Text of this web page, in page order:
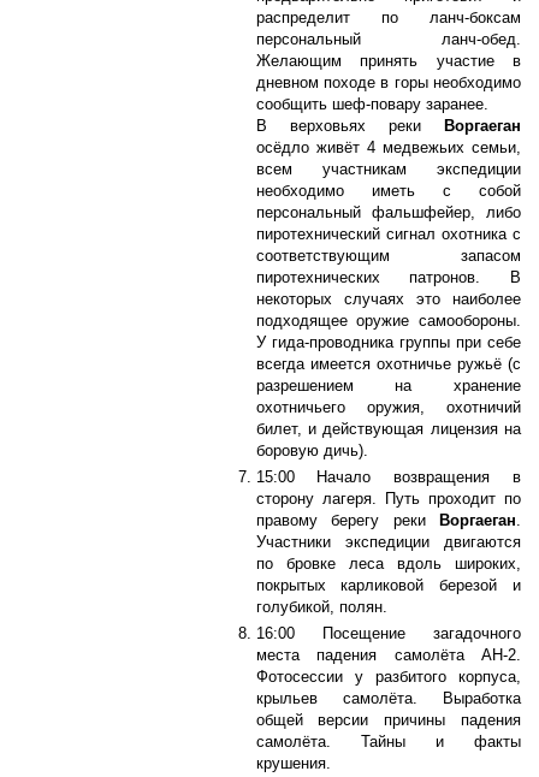
распределит по ланч-боксам
персональный ланч-обед.
Желающим принять участие в
дневном походе в горы необходимо
сообщить шеф-повару заранее.
В верховьях реки
Воргаеган
осёдло живёт 4 медвежьих семьи,
всем участникам экспедиции
необходимо иметь с собой
персональный фальшфейер, либо
пиротехнический сигнал охотника с
соответствующим запасом
пиротехнических патронов. В
некоторых случаях это наиболее
подходящее оружие самообороны.
У гида-проводника группы при себе
всегда имеется охотничье ружьё (с
разрешением на хранение
охотничьего оружия, охотничий
билет, и действующая лицензия на
боровую дичь).
15:00 Начало возвращения в
сторону лагеря. Путь проходит по
правому берегу реки
Воргаеган
Участники экспедиции двигаются
по бровке леса вдоль широких,
покрытых карликовой березой и
голубикой, полян.
16:00 Посещение загадочного
места падения самолёта АН-2.
Фотосессии у разбитого корпуса,
крыльев самолёта. Выработка
общей версии причины падения
самолёта. Тайны и факты
крушения.